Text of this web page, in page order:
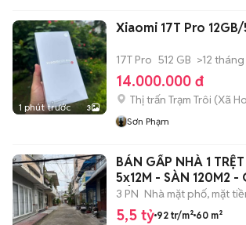
1 phút trước 3
Xiaomi 17T Pro
17T Pro 512 GB >12 tháng
14.000.000 đ
Thị trấn Trạm Trôi (Xã
Sơn Phạm
BÁN GẤP NHÀ 1
5x12M - SÀN 120M2 -
TÔ
3 PN Nhà mặt phố, mặt
5,5 tỷ 92 tr/m² 60 m²